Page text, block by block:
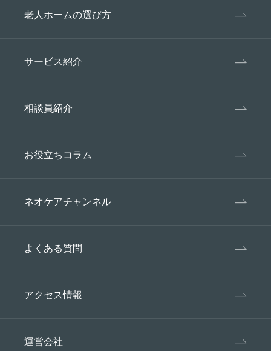
老人ホームの選び方
サービス紹介
相談員紹介
お役立ちコラム
ネオケアチャンネル
よくある質問
アクセス情報
運営会社